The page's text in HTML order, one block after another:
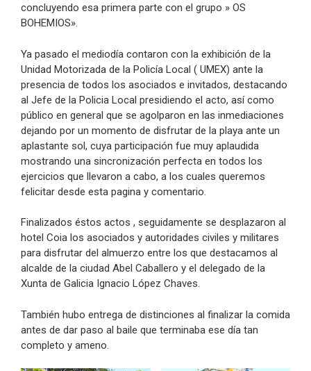
concluyendo esa primera parte con el grupo » OS
BOHEMIOS».
Ya pasado el mediodía contaron con la exhibición de la
Unidad Motorizada de la Policía Local ( UMEX) ante la
presencia de todos los asociados e invitados, destacando
al Jefe de la Policia Local presidiendo el acto, así como
público en general que se agolparon en las inmediaciones
dejando por un momento de disfrutar de la playa ante un
aplastante sol, cuya participación fue muy aplaudida
mostrando una sincronización perfecta en todos los
ejercicios que llevaron a cabo, a los cuales queremos
felicitar desde esta pagina y comentario.
Finalizados éstos actos , seguidamente se desplazaron al
hotel Coia los asociados y autoridades civiles y militares
para disfrutar del almuerzo entre los que destacamos al
alcalde de la ciudad Abel Caballero y el delegado de la
Xunta de Galicia Ignacio López Chaves.
También hubo entrega de distinciones al finalizar la comida
antes de dar paso al baile que terminaba ese día tan
completo y ameno.